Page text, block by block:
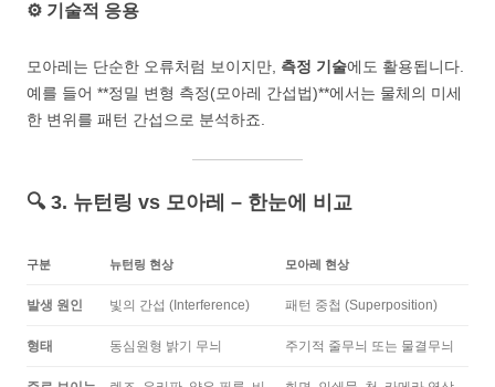
⚙️ 기술적 응용
모아레는 단순한 오류처럼 보이지만, 측정 기술에도 활용됩니다.
예를 들어 **정밀 변형 측정(모아레 간섭법)**에서는 물체의 미세
한 변위를 패턴 간섭으로 분석하죠.
🔍 3. 뉴턴링 vs 모아레 – 한눈에 비교
구분 뉴턴링 현상 모아레 현상
발생 원인 빛의 간섭 (Interference) 패턴 중첩 (Superposition)
형태 동심원형 밝기 무늬 주기적 줄무늬 또는 물결무늬